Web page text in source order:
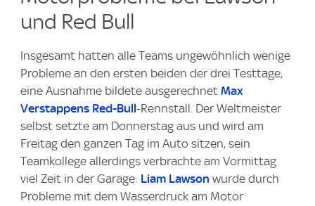
und Red Bull
Insgesamt hatten alle Teams ungewöhnlich wenige
Probleme an den ersten beiden der drei Testtage,
eine Ausnahme bildete ausgerechnet Max
Verstappens Red-Bull-Rennstall. Der Weltmeister
selbst setzte am Donnerstag aus und wird am
Freitag den ganzen Tag im Auto sitzen, sein
Teamkollege allerdings verbrachte am Vormittag
viel Zeit in der Garage: Liam Lawson wurde durch
Probleme mit dem Wasserdruck am Motor